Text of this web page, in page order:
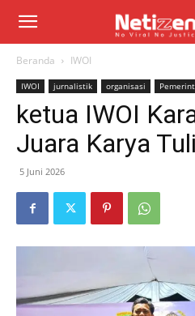
Beranda IWOI
IWOI jurnalistik organisasi
ketua IWOI
Juara Karya
5 Juni 2026